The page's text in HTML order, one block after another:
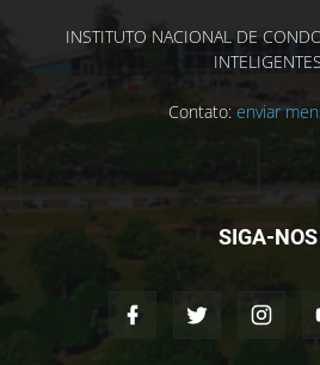
INSTITUTO NACIONAL DE
INTELIGENTES
Contato: enviar
SIGA-NOS